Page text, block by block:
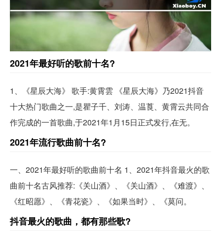
2021年最好听的歌前十名?
1、《星辰大海》 歌手:黄霄雲 《星辰大海》乃2021抖音
十大热门歌曲之一,是瞿子千、刘涛、温莨、黄霄云共同合
作完成的一首歌曲,于2021年1月15日正式发行,在无。
2021年流行歌曲前十名?
一、2021年最好听的歌曲前十名 1、2021年抖音最火的歌
曲前十名古风推荐:《关山酒》、《关山酒》、《难渡》、
《红昭愿》、《青花瓷》、《如果当时》、《莫问。
抖音最火的歌曲，都有那些歌?